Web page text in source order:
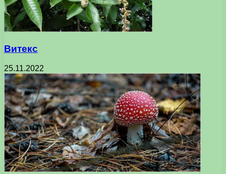
Витекс
25.11.2022